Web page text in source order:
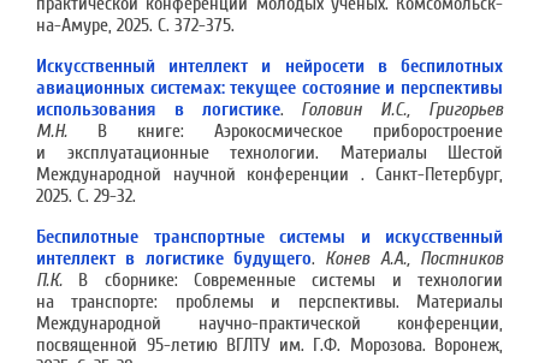
на-Амуре, 2025. С. 372-375.
Искусственный интеллект и нейросети в беспилотных
авиационных системах: текущее состояние и перспективы
использования в логистике. Головин И.С., Григорьев
М.Н. В книге: Аэрокосмическое приборостроение
и эксплуатационные технологии. Материалы Шестой
Международной научной конференции . Санкт-Петербург,
2025. С. 29-32.
Беспилотные транспортные системы и искусственный
интеллект в логистике будущего. Конев А.А., Постников
П.К. В сборнике: Современные системы и технологии
на транспорте: проблемы и перспективы. Материалы
Международной научно-практической конференции,
посвященной 95-летию ВГЛТУ им. Г.Ф. Морозова. Воронеж,